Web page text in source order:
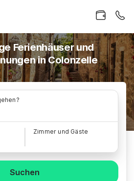
Ferienhäuser und
in Colonzelle
Zimmer und Gäste
Suchen